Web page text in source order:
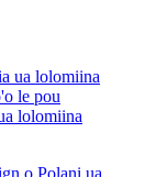
lolomiina